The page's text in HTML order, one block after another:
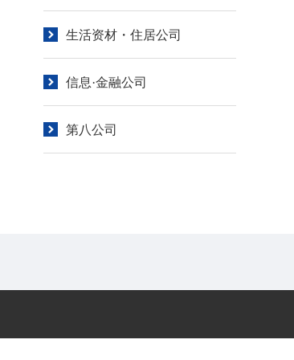
生活资材・住居公司
信息·金融公司
第八公司